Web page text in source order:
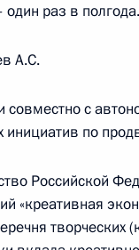
выставки
Игорем
раз в полгода.
А.С.
совместно с
инициатив по
Российской
«креативная
творческих